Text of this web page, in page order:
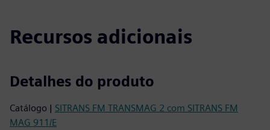
Recursos adicionais
Detalhes do produto
Catálogo | SITRANS FM TRANSMAG 2 com SITRANS FM
MAG 911/E